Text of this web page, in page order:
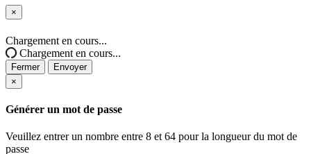
×
Fermer
Chargement en cours...
Chargement en cours...
Fermer
Envoyer
×
Générer un mot de passe
Veuillez entrer un nombre entre 8 et 64 pour la longueur du mot de
passe